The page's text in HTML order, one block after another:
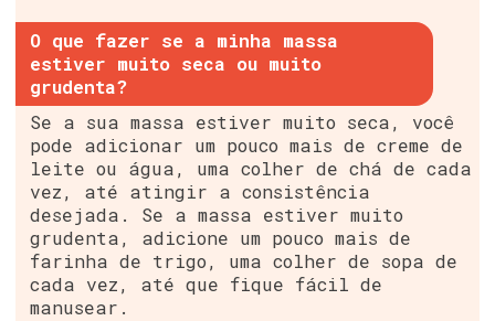
O que fazer se a minha massa
estiver muito seca ou muito
grudenta?
Se a sua massa estiver muito seca, você
pode adicionar um pouco mais de creme de
leite ou água, uma colher de chá de cada
vez, até atingir a consistência
desejada. Se a massa estiver muito
grudenta, adicione um pouco mais de
farinha de trigo, uma colher de sopa de
cada vez, até que fique fácil de
manusear.